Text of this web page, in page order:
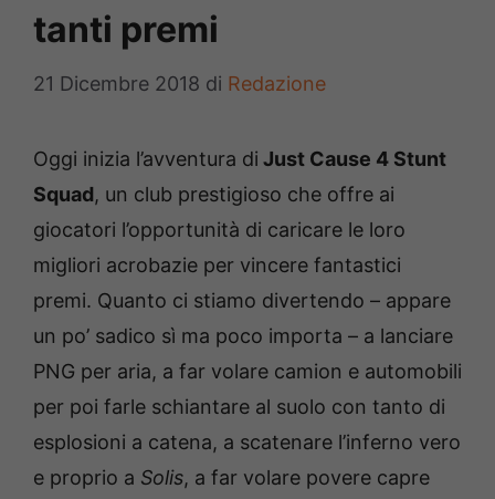
tanti premi
21 Dicembre 2018 di Redazione
Oggi inizia l’avventura di Just Cause 4 Stunt
Squad, un club prestigioso che offre ai
giocatori l’opportunità di caricare le loro
migliori acrobazie per vincere fantastici
premi. Quanto ci stiamo divertendo – appare
un po’ sadico sì ma poco importa – a lanciare
PNG per aria, a far volare camion e automobili
per poi farle schiantare al suolo con tanto di
esplosioni a catena, a scatenare l’inferno vero
e proprio a Solis, a far volare povere capre